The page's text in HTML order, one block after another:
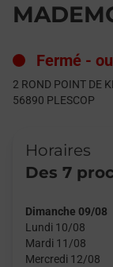
Fermé -
2 ROND POINT DE
56890 PLESCOP
Horaires
Des 7
Dimanche 09/08
Lundi 10/08
Mardi 11/08
Mercredi 12/08